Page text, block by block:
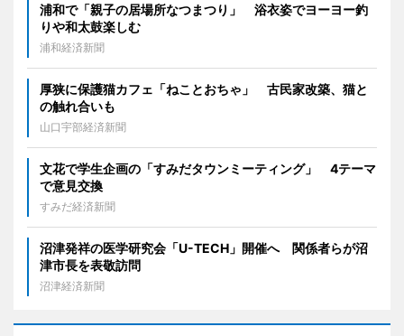
浦和で「親子の居場所なつまつり」 浴衣姿でヨーヨー釣
りや和太鼓楽しむ
浦和経済新聞
厚狭に保護猫カフェ「ねことおちゃ」 古民家改築、猫と
の触れ合いも
山口宇部経済新聞
文花で学生企画の「すみだタウンミーティング」 4テーマ
で意見交換
すみだ経済新聞
沼津発祥の医学研究会「U-TECH」開催へ 関係者らが沼
津市長を表敬訪問
沼津経済新聞